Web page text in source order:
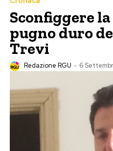
Sconfiggere
pugno duro
Trevi
Redazione RGU - 6